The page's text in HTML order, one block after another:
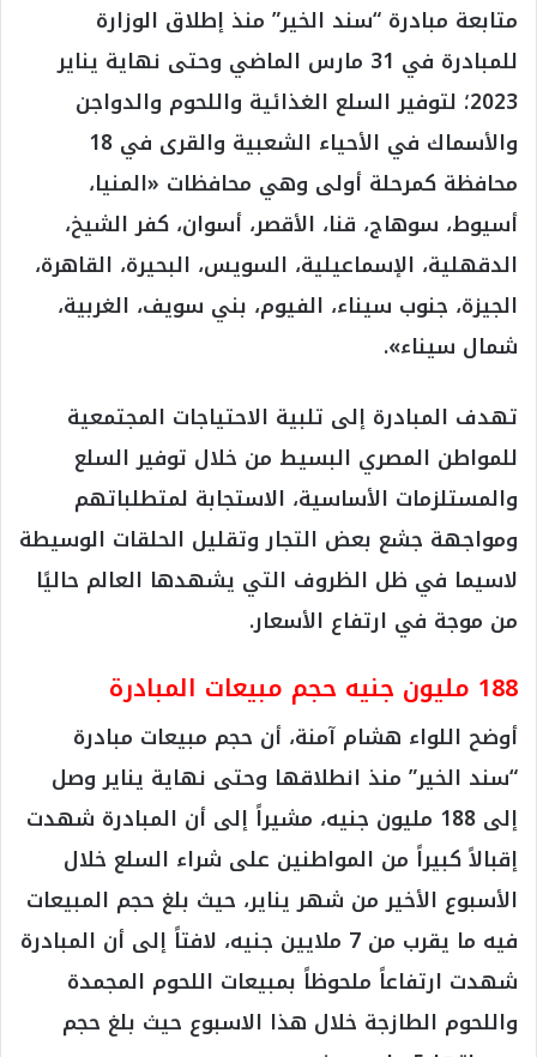
متابعة مبادرة “سند الخير” منذ إطلاق الوزارة
للمبادرة في 31 مارس الماضي وحتى نهاية يناير
2023؛ لتوفير السلع الغذائية واللحوم والدواجن
والأسماك في الأحياء الشعبية والقرى في 18
محافظة كمرحلة أولى وهي محافظات «المنيا،
أسيوط، سوهاج، قنا، الأقصر، أسوان، كفر الشيخ،
الدقهلية، الإسماعيلية، السويس، البحيرة، القاهرة،
الجيزة، جنوب سيناء، الفيوم، بني سويف، الغربية،
شمال سيناء».
تهدف المبادرة إلى تلبية الاحتياجات المجتمعية
للمواطن المصري البسيط من خلال توفير السلع
والمستلزمات الأساسية، الاستجابة لمتطلباتهم
ومواجهة جشع بعض التجار وتقليل الحلقات الوسيطة
لاسيما في ظل الظروف التي يشهدها العالم حاليًا
من موجة في ارتفاع الأسعار.
188 مليون جنيه حجم مبيعات المبادرة
أوضح اللواء هشام آمنة، أن حجم مبيعات مبادرة
“سند الخير” منذ انطلاقها وحتى نهاية يناير وصل
إلى 188 مليون جنيه، مشيراً إلى أن المبادرة شهدت
إقبالاً كبيراً من المواطنين على شراء السلع خلال
الأسبوع الأخير من شهر يناير، حيث بلغ حجم المبيعات
فيه ما يقرب من 7 ملايين جنيه، لافتاً إلى أن المبادرة
شهدت ارتفاعاً ملحوظاً بمبيعات اللحوم المجمدة
واللحوم الطازجة خلال هذا الاسبوع حيث بلغ حجم